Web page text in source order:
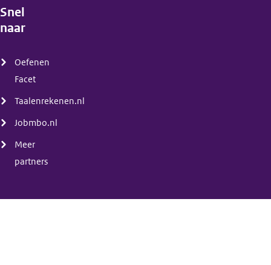
Snel
naar
Oefenen
Facet
Taalenrekenen.nl
Jobmbo.nl
Meer
partners